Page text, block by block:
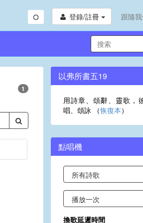
登錄/註冊 跟隨我
1
以弗所書五19
用詩章、頌辭、靈歌，
唱、頌詠 （恢復本）
點唱機
換歌延遲時間